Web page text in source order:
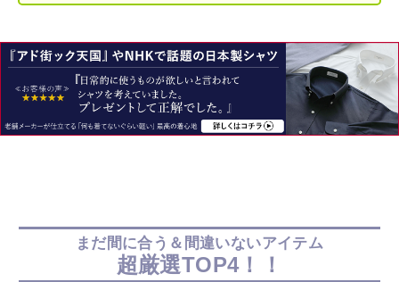
まだ間に合う＆間違いないアイテム
超厳選TOP4！！